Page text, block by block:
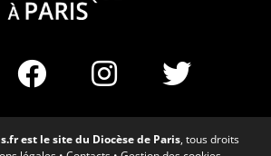
est le site du Diocèse de Paris, tous droits